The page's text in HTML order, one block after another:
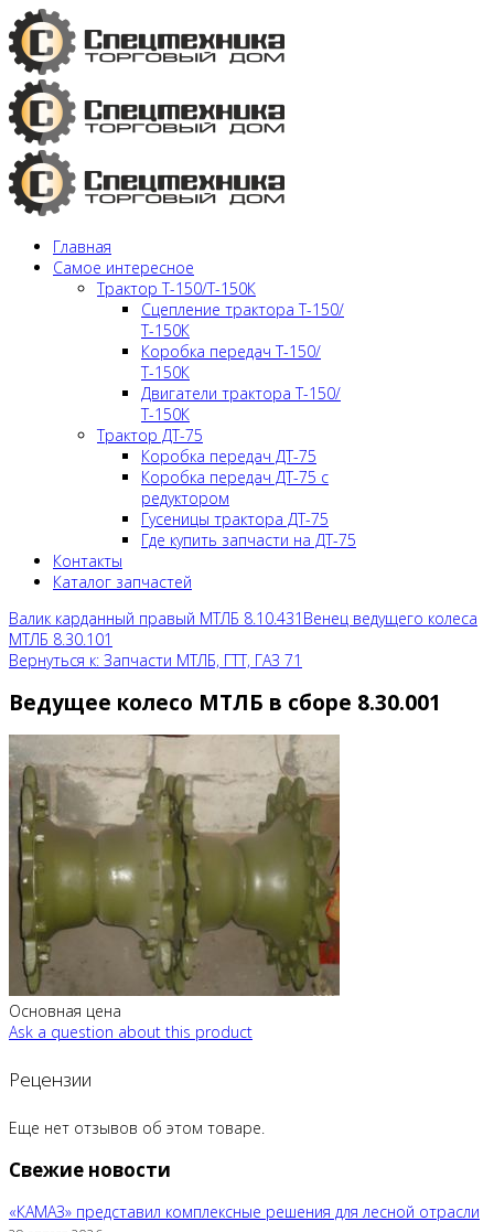
Главная
Самое интересное
Трактор Т-150/Т-150К
Сцепление трактора Т-150/
Т-150К
Коробка передач Т-150/
Т-150К
Двигатели трактора Т-150/
Т-150К
Трактор ДТ-75
Коробка передач ДТ-75
Коробка передач ДТ-75 с
редуктором
Гусеницы трактора ДТ-75
Где купить запчасти на ДТ-75
Контакты
Каталог запчастей
Валик карданный правый МТЛБ 8.10.431 Венец ведущего колеса
МТЛБ 8.30.101
Вернуться к: Запчасти МТЛБ, ГТТ, ГАЗ 71
Ведущее колесо МТЛБ в сборе 8.30.001
Основная цена
Ask a question about this product
Рецензии
Еще нет отзывов об этом товаре.
Свежие новости
«КАМАЗ» представил комплексные решения для лесной отрасли